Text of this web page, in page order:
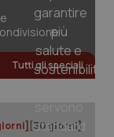
Tutti gli speciali
[30 giorni]